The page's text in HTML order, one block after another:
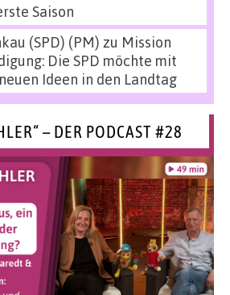
Saison
(SPD) (PM) zu Mission
Die SPD möchte mit
Ideen in den Landtag
– DER PODCAST #28